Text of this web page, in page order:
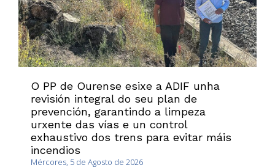
O PP de Ourense esixe a ADIF unha
revisión integral do seu plan de
prevención, garantindo a limpeza
urxente das vías e un control
exhaustivo dos trens para evitar máis
incendios
Mércores, 5 de Agosto de 2026